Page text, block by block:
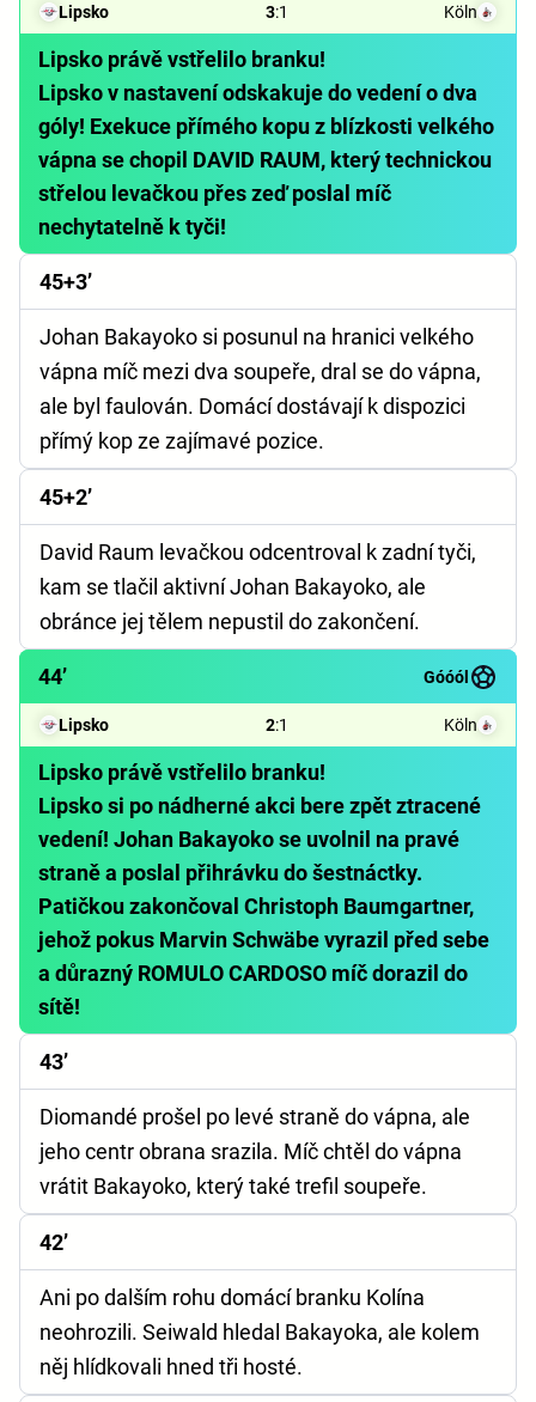
Lipsko 3:1 Köln
Lipsko právě vstřelilo branku!
Lipsko v nastavení odskakuje do vedení o dva
góly! Exekuce přímého kopu z blízkosti velkého
vápna se chopil DAVID RAUM, který technickou
střelou levačkou přes zeď poslal míč
nechytatelně k tyči!
45+3’
Johan Bakayoko si posunul na hranici velkého
vápna míč mezi dva soupeře, dral se do vápna,
ale byl faulován. Domácí dostávají k dispozici
přímý kop ze zajímavé pozice.
45+2’
David Raum levačkou odcentroval k zadní tyči,
kam se tlačil aktivní Johan Bakayoko, ale
obránce jej tělem nepustil do zakončení.
44’ Góóól
Lipsko 2:1 Köln
Lipsko právě vstřelilo branku!
Lipsko si po nádherné akci bere zpět ztracené
vedení! Johan Bakayoko se uvolnil na pravé
straně a poslal přihrávku do šestnáctky.
Patičkou zakončoval Christoph Baumgartner,
jehož pokus Marvin Schwäbe vyrazil před sebe
a důrazný ROMULO CARDOSO míč dorazil do
sítě!
43’
Diomandé prošel po levé straně do vápna, ale
jeho centr obrana srazila. Míč chtěl do vápna
vrátit Bakayoko, který také trefil soupeře.
42’
Ani po dalším rohu domácí branku Kolína
neohrozili. Seiwald hledal Bakayoka, ale kolem
něj hlídkovali hned tři hosté.